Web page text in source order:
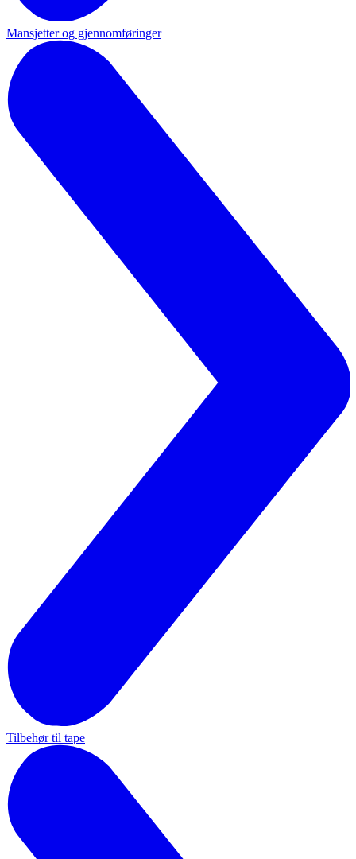
Mansjetter og gjennomføringer
Tilbehør til tape